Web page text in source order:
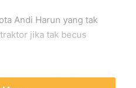
Andi Harun yang tak
jika tak becus
seorang pimpinan